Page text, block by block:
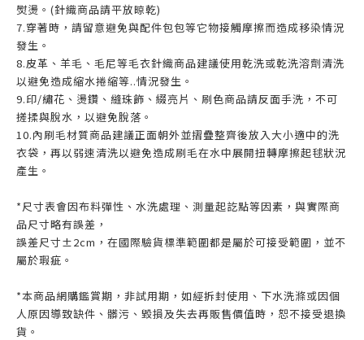
熨燙。(針織商品請平放晾乾)
7.穿著時，請留意避免與配件包包等它物接觸摩擦而造成移染情況
發生。
8.皮革、羊毛、毛尼等毛衣針織商品建議使用乾洗或乾洗溶劑清洗
以避免造成縮水捲縮等..情況發生。
9.印/繡花、燙鑽、縫珠飾、綴亮片、刷色商品請反面手洗，不可
搓揉與脫水，以避免脫落。
10.內刷毛材質商品建議正面朝外並摺疊整齊後放入大小適中的洗
衣袋，再以弱速清洗以避免造成刷毛在水中展開扭轉摩擦起毬狀況
產生。
*尺寸表會因布料彈性、水洗處理、測量起訖點等因素，與實際商
品尺寸略有誤差，
誤差尺寸±2cm，在國際驗貨標準範圍都是屬於可接受範圍，並不
屬於瑕疵。
*本商品網購鑑賞期，非試用期，如經拆封使用、下水洗滌或因個
人原因導致缺件、髒污、毀損及失去再販售價值時，恕不接受退換
貨。